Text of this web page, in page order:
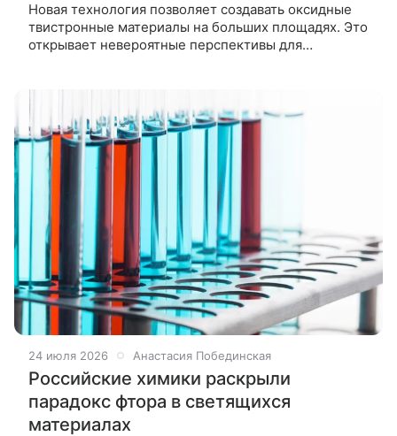
Новая технология позволяет создавать оксидные
твистронные материалы на больших площадях. Это
открывает невероятные перспективы для
24 июля 2026 Анастасия Побединская
Российские химики раскрыли
парадокс фтора в светящихся
материалах